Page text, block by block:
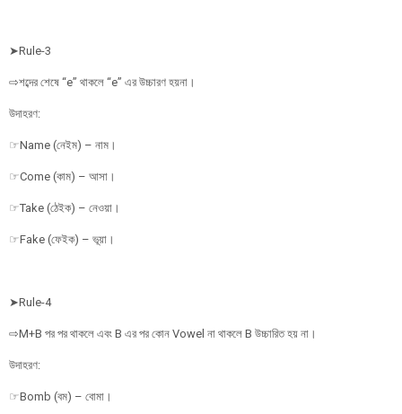
➤Rule-3
⇨শব্দের শেষে “e” থাকলে “e” এর উচ্চারণ হয়না।
উদাহরণ:
☞Name (নেইম) – নাম।
☞Come (কাম) – আসা।
☞Take (ঠেইক) – নেওয়া।
☞Fake (ফেইক) – ভূয়া।
➤Rule-4
⇨M+B পর পর থাকলে এবং B এর পর কোন Vowel না থাকলে B উচ্চারিত হয় না।
উদাহরণ:
☞Bomb (বম) – বোমা।